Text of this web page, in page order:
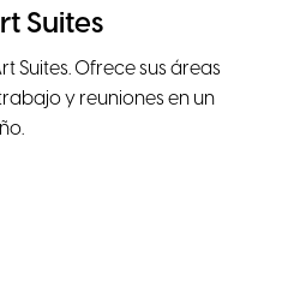
Suites
Suites. Ofrece sus áreas
y reuniones en un